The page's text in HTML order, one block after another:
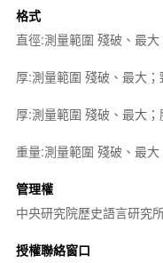
格式
直徑:測量範圍 殘破、最
厚:測量範圍 殘破、最大
厚:測量範圍 殘破、最大
重量:測量範圍 殘破、最
管理權
中央研究院歷史語言研究
授權聯絡窗口